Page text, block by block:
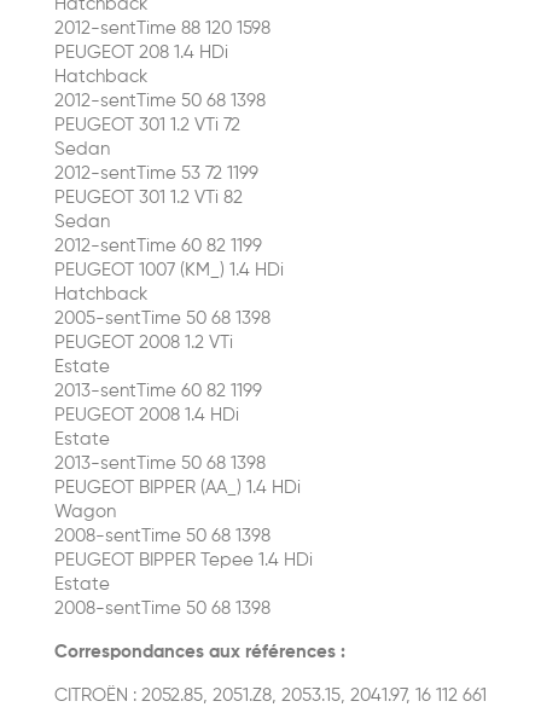
Hatchback
2012-sentTime 88 120 1598
PEUGEOT 208 1.4 HDi
Hatchback
2012-sentTime 50 68 1398
PEUGEOT 301 1.2 VTi 72
Sedan
2012-sentTime 53 72 1199
PEUGEOT 301 1.2 VTi 82
Sedan
2012-sentTime 60 82 1199
PEUGEOT 1007 (KM_) 1.4 HDi
Hatchback
2005-sentTime 50 68 1398
PEUGEOT 2008 1.2 VTi
Estate
2013-sentTime 60 82 1199
PEUGEOT 2008 1.4 HDi
Estate
2013-sentTime 50 68 1398
PEUGEOT BIPPER (AA_) 1.4 HDi
Wagon
2008-sentTime 50 68 1398
PEUGEOT BIPPER Tepee 1.4 HDi
Estate
2008-sentTime 50 68 1398
Correspondances aux références :
CITROËN : 2052.85, 2051.Z8, 2053.15, 2041.97, 16 112 661